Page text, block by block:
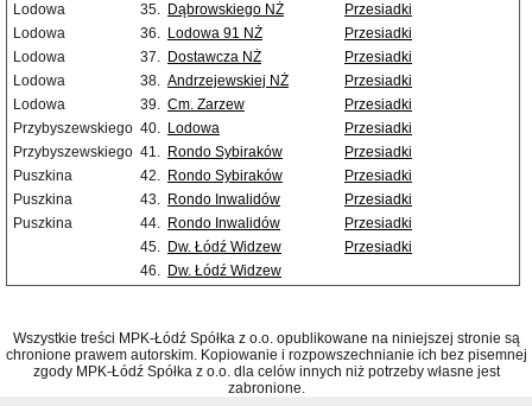
Lodowa
35. Dąbrowskiego NŻ
Przesiadki
Lodowa
36. Lodowa 91 NŻ
Przesiadki
Lodowa
37. Dostawcza NŻ
Przesiadki
Lodowa
38. Andrzejewskiej NŻ
Przesiadki
Lodowa
39. Cm. Zarzew
Przesiadki
Przybyszewskiego 40. Lodowa
Przesiadki
Przybyszewskiego 41. Rondo Sybiraków
Przesiadki
Puszkina
42. Rondo Sybiraków
Przesiadki
Puszkina
43. Rondo Inwalidów
Przesiadki
Puszkina
44. Rondo Inwalidów
Przesiadki
45. Dw. Łódź Widzew
Przesiadki
46. Dw. Łódź Widzew
Wszystkie treści MPK-Łódź Spółka z o.o. opublikowane na niniejszej stronie są
chronione prawem autorskim. Kopiowanie i rozpowszechnianie ich bez pisemnej
zgody MPK-Łódź Spółka z o.o. dla celów innych niż potrzeby własne jest
zabronione.